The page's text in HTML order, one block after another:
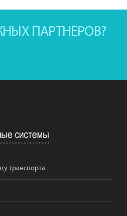
ПАРТНЕРОВ?
транспорта